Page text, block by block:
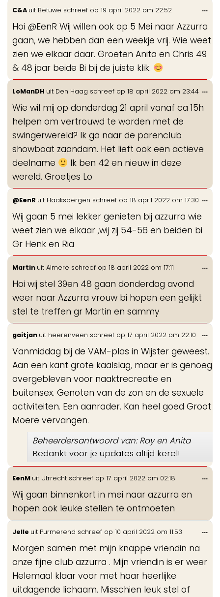
C&A uit Betuwe schreef op 19 april 2022 om 22:52
Hoi @EenR Wij willen ook op 5 Mei naar Azzurra
gaan, we hebben dan een weekje vrij. Wie weet
zien we elkaar daar. Groeten Anita en Chris 49
& 48 jaar beide Bi bij de juiste klik.
...
LoManDH uit Den Haag schreef op 18 april 2022 om 23:44
Wie wil mij op donderdag 21 april vanaf ca 15h
helpen om vertrouwd te worden met de
swingerwereld? Ik ga naar de parenclub
showboat zaandam. Het lieft ook een actieve
deelname
Ik ben 42 en nieuw in deze
wereld. Groetjes Lo
...
@EenR uit Haaksbergen schreef op 18 april 2022 om 17:30
Wij gaan 5 mei lekker genieten bij azzurra wie
weet zien we elkaar ,wij zij 54-56 en beiden bi
Gr Henk en Ria
...
Martin uit Almere schreef op 18 april 2022 om 17:11
Hoi wij stel 39en 48 gaan donderdag avond
weer naar Azzurra vrouw bi hopen een gelijkt
stel te treffen gr Martin en sammy
...
gaitjan uit heerenveen schreef op 17 april 2022 om 22:10
Vanmiddag bij de VAM-plas in Wijster geweest.
Aan een kant grote kaalslag, maar er is genoeg
overgebleven voor naaktrecreatie en
buitensex. Genoten van de zon en de sexuele
activiteiten. Een aanrader. Kan heel goed Groot
Moere vervangen.
Beheerdersantwoord van: Ray en Anita
Bedankt voor je updates altijd kerel!
...
EenM uit Utrrecht schreef op 17 april 2022 om 02:18
Wij gaan binnenkort in mei naar azzurra en
hopen ook leuke stellen te ontmoeten
...
Jelle uit Purmerend schreef op 10 april 2022 om 11:53
Morgen samen met mijn knappe vriendin na
onze fijne club azzurra . Mijn vriendin is er weer
Helemaal klaar voor met haar heerlijke
uitdagende lichaam. Misschien leuk stel of
...